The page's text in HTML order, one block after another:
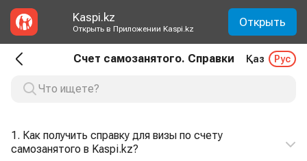
Kaspi.kz
Открыть в Приложении Kaspi.kz Открыть
Счет самозанятого. Справки Қаз Рус
1. Как получить справку для визы по счету
самозанятого в Kaspi.kz?